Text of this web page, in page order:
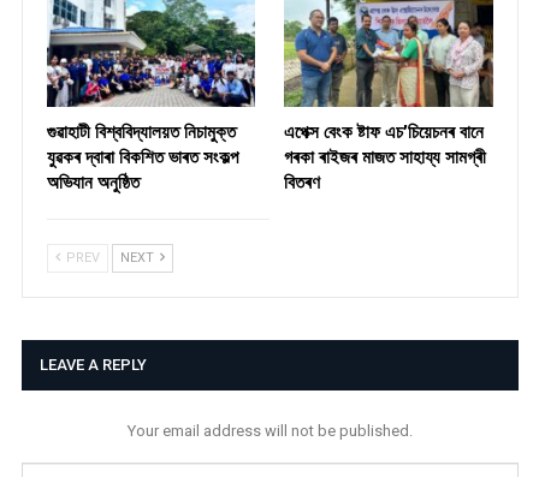
গুৱাহাটী বিশ্ববিদ্যালয়ত নিচামুক্ত
যুৱকৰ দ্বাৰা বিকশিত ভাৰত সংকল্প
অভিযান অনুষ্ঠিত
​এপেক্স বেংক ষ্টাফ এচ’চিয়েচনৰ বানে
গৰকা ৰাইজৰ মাজত সাহায্য সামগ্ৰী
বিতৰণ ​
PREV NEXT
LEAVE A REPLY
Your email address will not be published.